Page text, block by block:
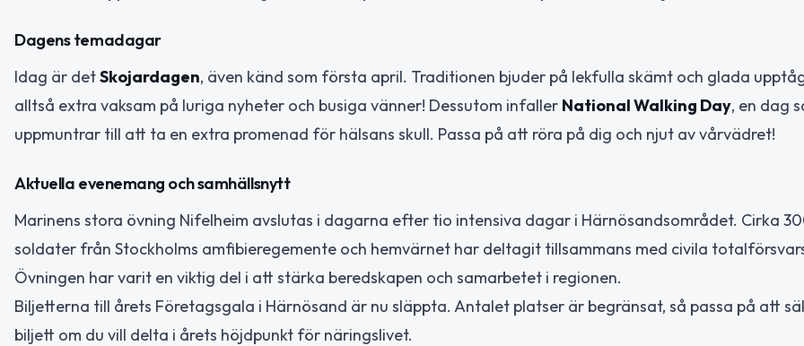
Dagens temadagar
Idag är detSkojardagen, även känd som första april. Traditionen bjuder på lekfulla skämt och glada
alltså extra vaksam på luriga nyheter och busiga vänner! Dessutom infaller National Walking Day, en dag
uppmuntrar till att ta en extra promenad för hälsans skull. Passa på att röra på dig och njut av vårvädret!
Aktuella evenemang och samhällsnytt
Marinens stora övning Nifelheim avslutas i dagarna efter tio intensiva dagar i Härnösandsområdet. Cirka
soldater från Stockholms amfibieregemente och hemvärnet har deltagit tillsammans med civila
Övningen har varit en viktig del i att stärka beredskapen och samarbetet i regionen.
Biljetterna till årets Företagsgala i Härnösand är nu släppta. Antalet platser är begränsat, så passa på att
biljett om du vill delta i årets höjdpunkt för näringslivet.